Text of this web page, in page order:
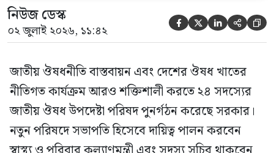
নিউজ ডেস্ক
০২ জুলাই ২০২৬, ১১:৪২     
জাতীয় ঔষধনীতি বাস্তবায়ন এবং দেশের ঔষধ খাতের
নীতিগত কার্যক্রম আরও শক্তিশালী করতে ২৪ সদস্যের
জাতীয় ঔষধ উপদেষ্টা পরিষদ পুনর্গঠন করেছে সরকার।
নতুন পরিষদে সভাপতি হিসেবে দায়িত্ব পালন করবেন